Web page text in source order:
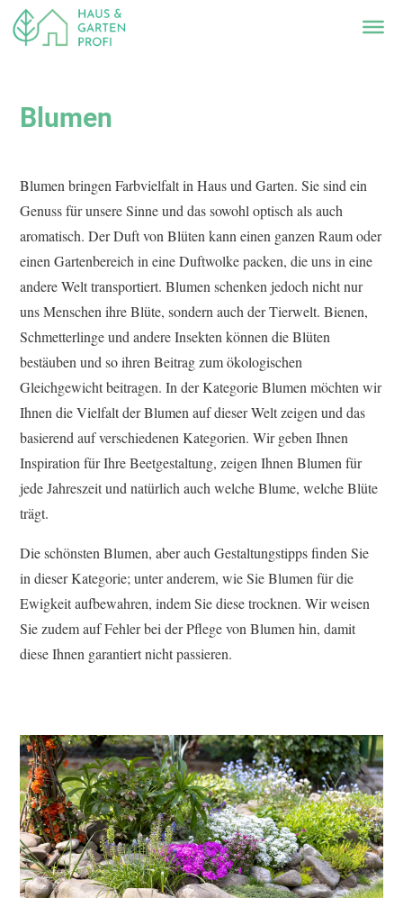
Blumen
Blumen bringen Farbvielfalt in Haus und Garten. Sie sind ein
Genuss für unsere Sinne und das sowohl optisch als auch
aromatisch. Der Duft von Blüten kann einen ganzen Raum oder
einen Gartenbereich in eine Duftwolke packen, die uns in eine
andere Welt transportiert. Blumen schenken jedoch nicht nur
uns Menschen ihre Blüte, sondern auch der Tierwelt. Bienen,
Schmetterlinge und andere Insekten können die Blüten
bestäuben und so ihren Beitrag zum ökologischen
Gleichgewicht beitragen. In der Kategorie Blumen möchten wir
Ihnen die Vielfalt der Blumen auf dieser Welt zeigen und das
basierend auf verschiedenen Kategorien. Wir geben Ihnen
Inspiration für Ihre Beetgestaltung, zeigen Ihnen Blumen für
jede Jahreszeit und natürlich auch welche Blume, welche Blüte
trägt.
Die schönsten Blumen, aber auch Gestaltungstipps finden Sie
in dieser Kategorie; unter anderem, wie Sie Blumen für die
Ewigkeit aufbewahren, indem Sie diese trocknen. Wir weisen
Sie zudem auf Fehler bei der Pflege von Blumen hin, damit
diese Ihnen garantiert nicht passieren.